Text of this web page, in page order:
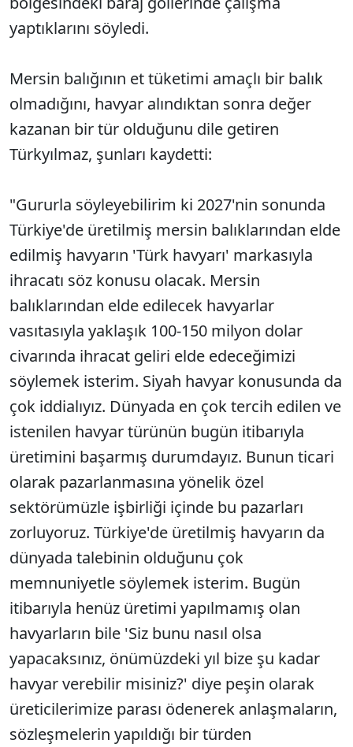
yaptıklarını söyledi.
Mersin balığının et tüketimi amaçlı bir balık
olmadığını, havyar alındıktan sonra değer
kazanan bir tür olduğunu dile getiren
Türkyılmaz, şunları kaydetti:
"Gururla söyleyebilirim ki 2027'nin sonunda
Türkiye'de üretilmiş mersin balıklarından elde
edilmiş havyarın 'Türk havyarı' markasıyla
ihracatı söz konusu olacak. Mersin
balıklarından elde edilecek havyarlar
vasıtasıyla yaklaşık 100-150 milyon dolar
civarında ihracat geliri elde edeceğimizi
söylemek isterim. Siyah havyar konusunda da
çok iddialıyız. Dünyada en çok tercih edilen ve
istenilen havyar türünün bugün itibarıyla
üretimini başarmış durumdayız. Bunun ticari
olarak pazarlanmasına yönelik özel
sektörümüzle işbirliği içinde bu pazarları
zorluyoruz. Türkiye'de üretilmiş havyarın da
dünyada talebinin olduğunu çok
memnuniyetle söylemek isterim. Bugün
itibarıyla henüz üretimi yapılmamış olan
havyarların bile 'Siz bunu nasıl olsa
yapacaksınız, önümüzdeki yıl bize şu kadar
havyar verebilir misiniz?' diye peşin olarak
üreticilerimize parası ödenerek anlaşmaların,
sözleşmelerin yapıldığı bir türden